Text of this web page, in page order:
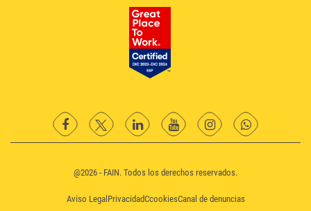
facebooktwitter LinkedinYouTubeinstagramWhatsapp
@2026 - FAIN. Todos los derechos reservados.
Aviso Legal PrivacidadCcookiesCanal de denuncias